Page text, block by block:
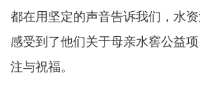
都在用坚定的声音告诉我们，水
感受到了他们关于母亲水窖公益
注与祝福。